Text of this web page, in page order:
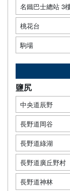
名鐵巴士總站 3
桃花台
駒場
鹽尻
中央道辰野
長野道岡谷
長野道綠湖
長野道廣丘野村
長野道神林